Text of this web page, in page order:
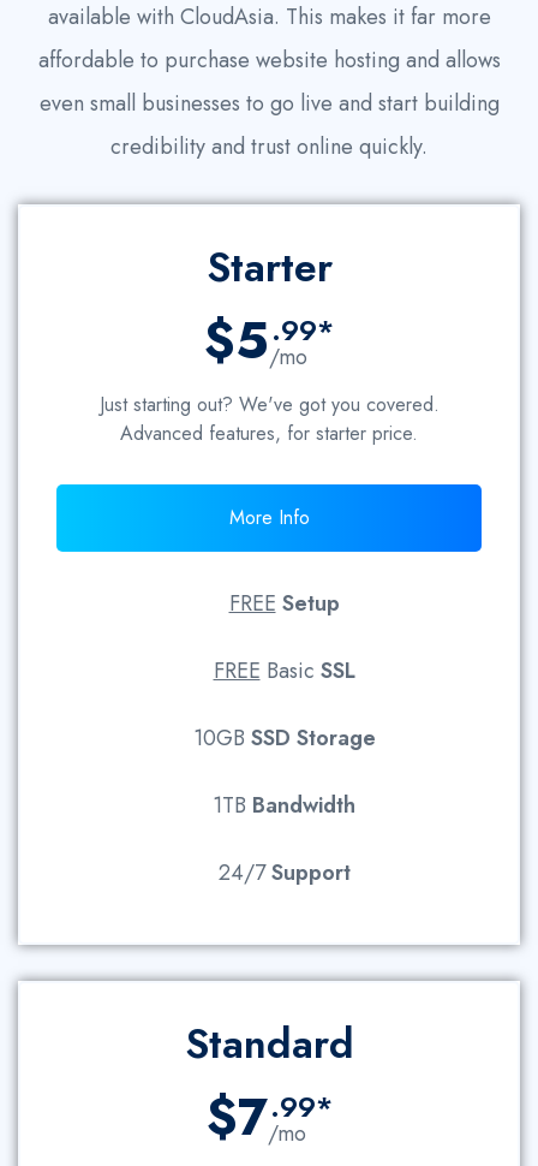
available with CloudAsia. This makes it far more
affordable to purchase website hosting and allows
even small businesses to go live and start building
credibility and trust online quickly.
Starter
$5/mo
.99*
Just starting out? We've got you covered.
Advanced features, for starter price.
More Info
FREE Setup
FREE Basic SSL
10GB SSD Storage
1TB Bandwidth
24/7Support
Standard
$7/mo
.99*